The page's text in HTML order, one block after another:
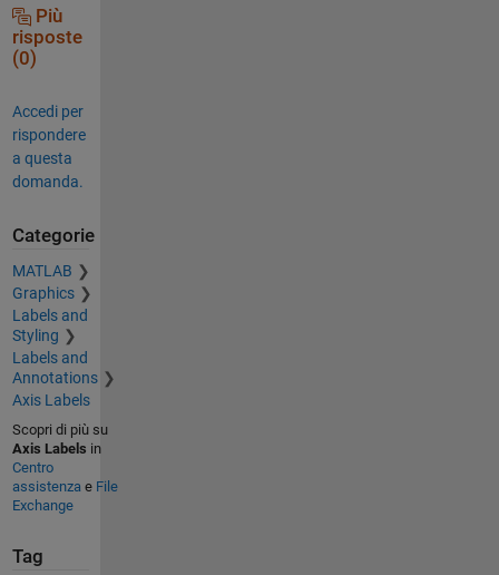
Più
risposte
(0)
Accedi per
rispondere
a questa
domanda.
Categorie
MATLAB
Graphics
Labels and
Styling
Labels and
Annotations
Axis Labels
Scopri di più su
Axis Labels in
Centro
assistenzae File
Exchange
Tag